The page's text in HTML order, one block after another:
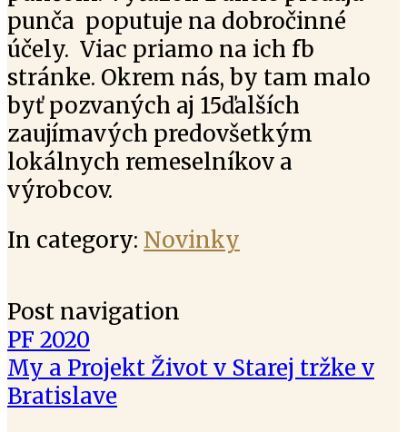
punča poputuje na dobročinné
účely. Viac priamo na ich fb
stránke. Okrem nás, by tam malo
byť pozvaných aj 15ďalších
zaujímavých predovšetkým
lokálnych remeselníkov a
výrobcov.
In category: Novinky
Post navigation
PF 2020
My a Projekt Život v Starej tržke v
Bratislave